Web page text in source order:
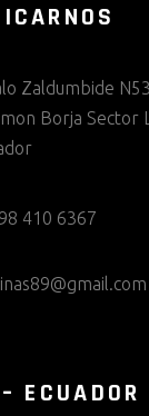
Zaldumbide
Borja Sector
410 6367
ECUADOR